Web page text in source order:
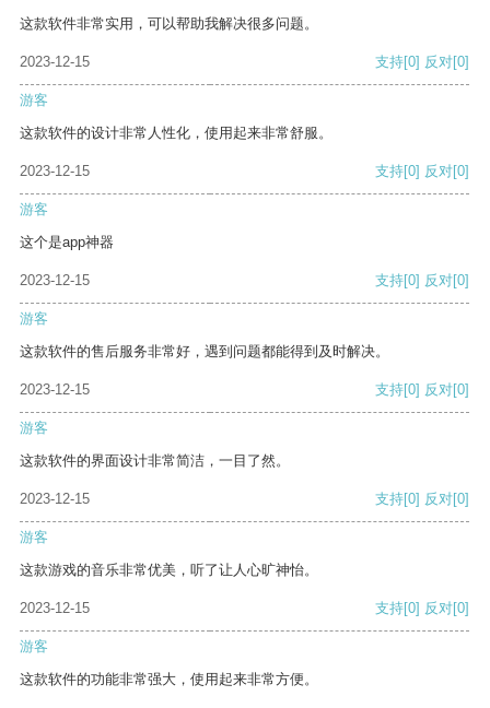
这款软件非常实用，可以帮助我解决很多问题。
2023-12-15 支持[0] 反对[0]
游客
这款软件的设计非常人性化，使用起来非常舒服。
2023-12-15 支持[0] 反对[0]
游客
这个是app神器
2023-12-15 支持[0] 反对[0]
游客
这款软件的售后服务非常好，遇到问题都能得到及时解决。
2023-12-15 支持[0] 反对[0]
游客
这款软件的界面设计非常简洁，一目了然。
2023-12-15 支持[0] 反对[0]
游客
这款游戏的音乐非常优美，听了让人心旷神怡。
2023-12-15 支持[0] 反对[0]
游客
这款软件的功能非常强大，使用起来非常方便。